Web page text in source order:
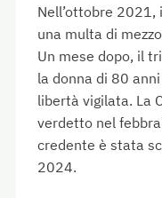
Nell’ottobre
una multa di
Un mese dopo, il
la donna di 80
libertà vigilata. La
verdetto nel
credente è stata
2024.